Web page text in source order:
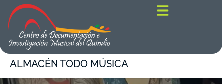
contenido
ALMACÉN TODO MÚSICA